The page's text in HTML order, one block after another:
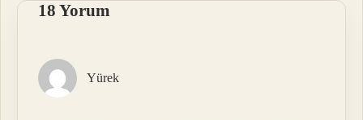
18 Yorum
Yürek